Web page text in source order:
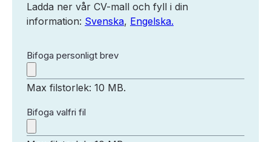
Ladda ner vår CV-mall och fyll i din
information: Svenska, Engelska.
Bifoga personligt brev
Max filstorlek: 10 MB.
Bifoga valfri fil